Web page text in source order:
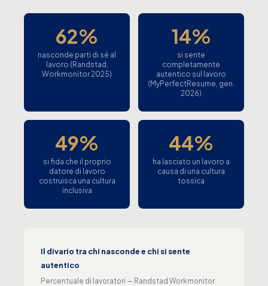
62%
nasconde parti di sé al
lavoro (Randstad,
Workmonitor 2025)
14%
si sente
completamente
autentico sul lavoro
(MyPerfectResume, gen.
2026)
49%
si fida che il proprio
datore di lavoro
costruisca una cultura
inclusiva
44%
ha lasciato un lavoro a
causa di una cultura
tossica
Il divario tra chi nasconde e chi si sente
autentico
Percentuale di lavoratori — Randstad Workmonitor